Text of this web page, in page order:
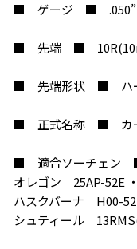
■ ゲージ ■
■ 先端 ■
■ 先端形状 ■ ハー
■ 正式名称 ■ カー
■ 適合ソーチェン
オレゴン 25AP-52E
ハスクバーナ H00-
シュティール